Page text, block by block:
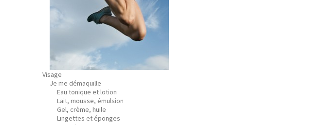
Visage
Je me démaquille
Eau tonique et lotion
Lait, mousse, émulsion
Gel, crème, huile
Lingettes et éponges